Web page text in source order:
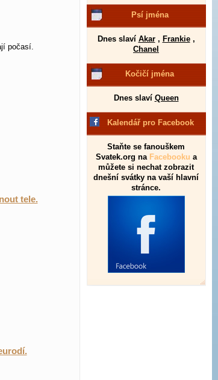
počasí.
tele.
Psí jména
Dnes slaví Akar, Frankie,
Chanel
Kočičí jména
Dnes slaví Queen
Kalendář pro Facebook
Staňte se fanouškem
Svatek.org na Facebooku a
můžete si nechat zobrazit
dnešní svátky na vaší hlavní
stránce.